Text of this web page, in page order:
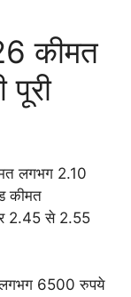
कीमत
लगभग 2.10
कीमत
2.45 से 2.55
लगभग 6500 रुपये